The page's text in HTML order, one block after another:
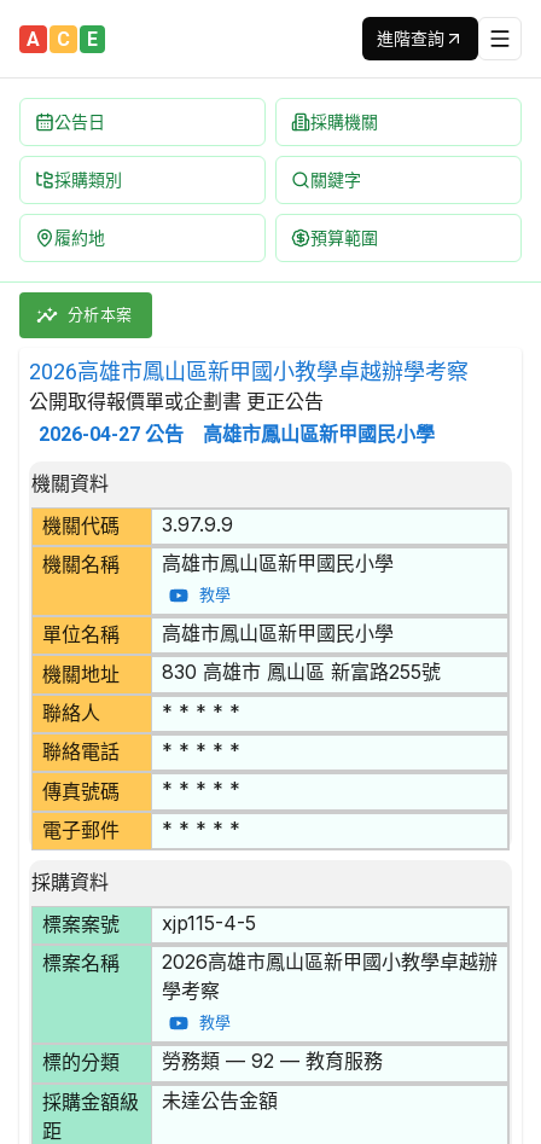
A C E 進階查詢
公告日 採購機關
採購類別 關鍵字
履約地 預算範圍
2026高雄市鳳山區新甲國小教學卓越辦學考察 招標公告 |
採購類別：勞務類 教育服務 | 招標方式：公開取得報價單
分析本案
2026高雄市鳳山區新甲國小教學卓越辦學考察
公開取得報價單或企劃書 更正公告
2026-04-27 公告 高雄市鳳山區新甲國民小學
招標公告詳細內容
機關資料
機關代碼
3.97.9.9
機關名稱 高雄市鳳山區新甲國民小學
教學
單位名稱 高雄市鳳山區新甲國民小學
機關地址 830 高雄市 鳳山區 新富路255號
聯絡人 * * * * *
聯絡電話 * * * * *
傳真號碼 * * * * *
電子郵件 * * * * *
採購資料
標案案號
xjp115-4-5
標案名稱
2026高雄市鳳山區新甲國小教學卓越辦
學考察
教學
標的分類 勞務類 — 92 — 教育服務
採購金額級
距
未達公告金額